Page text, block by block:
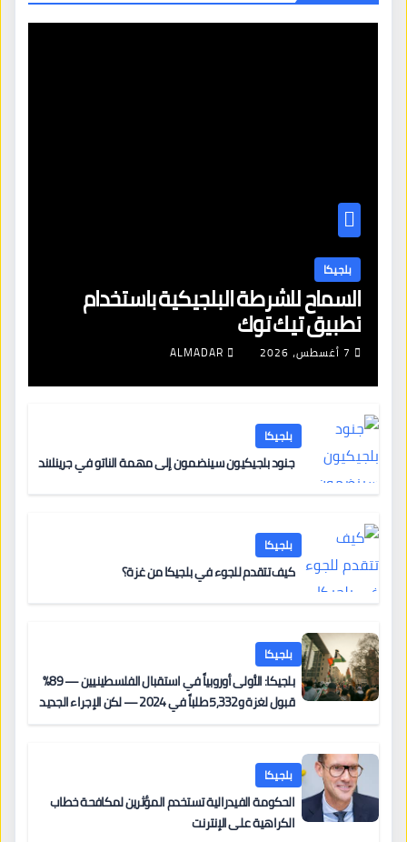
بلجيكا
السماح للشرطة البلجيكية باستخدام
تطبيق تيك توك
7 أغسطس، 2026 ALMADAR
بلجيكا
جنود بلجيكيون سينضمون إلى مهمة الناتو في جرينلاند
بلجيكا
كيف تتقدم للجوء في بلجيكا من غزة؟
بلجيكا
بلجيكا: الأولى أوروبياً في استقبال الفلسطينيين — 89%
قبول لغزة و5,332 طلباً في 2024 — لكن الإجراء الجديد
بلجيكا
الحكومة الفيدرالية تستخدم المؤثرين لمكافحة خطاب
الكراهية على الإنترنت